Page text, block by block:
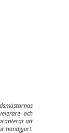
och
att
handgjort.